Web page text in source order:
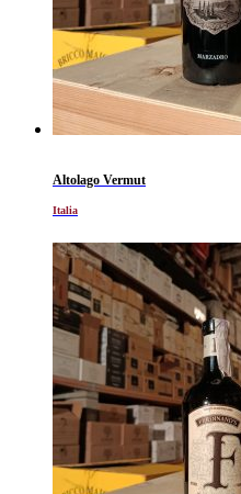
Altolago Vermut
Italia